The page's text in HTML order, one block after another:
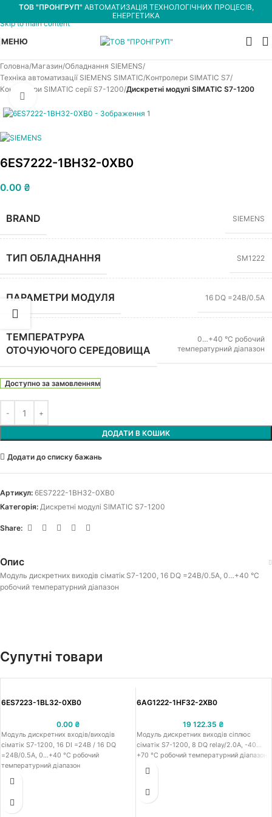
Skip to navigation
Skip to main content
ТОВ "ПРОНГРУП" АВТОМАТИЗАЦІЯ ТЕХНОЛОГІЧНИХ ПРОЦЕСІВ,
ЕНЕРГЕТИКА
МЕНЮ
Головна Магазин Обладнання SIEMENS
Техніка автоматизації SIEMENS SIMATIC Контролери SIMATIC S7
Контролери SIMATIC серії S7-1200 Дискретні модулі SIMATIC S7-1200
6ES7222-1BH32-0XB0
0.00 ₴
BRAND SIEMENS
ТИП ОБЛАДНАННЯ SM1222
ПАРАМЕТРИ МОДУЛЯ 16 DQ =24В/0.5А
ТЕМПЕРАТРУРА
ОТОЧУЮЧОГО СЕРЕДОВИЩА
0…+40 °C робочий
температурний діапазон
Доступно за замовленням
ДОДАТИ В КОШИК
Додати до списку бажань
Артикул: 6ES7222-1BH32-0XB0
Категорія: Дискретні модулі SIMATIC S7-1200
Share:
Опис
Модуль дискретних виходів сіматік S7-1200, 16 DQ =24В/0.5А, 0…+40 °C
робочий температурний діапазон
Супутні товари
6ES7223-1BL32-0XB0
0.00 ₴
Модуль дискретних входів/виходів
сіматік S7-1200, 16 DI =24В / 16 DQ
=24В/0.5А, 0…+40 °C робочий
температурний діапазон
6AG1222-1HF32-2XB0
19 122.35 ₴
Модуль дискретних виходів сіплюс
сіматік S7-1200, 8 DQ relay/2.0А, -40…
+70 °C робочий температурний діапазон